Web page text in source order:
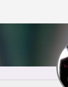
زمان:10-13-2024